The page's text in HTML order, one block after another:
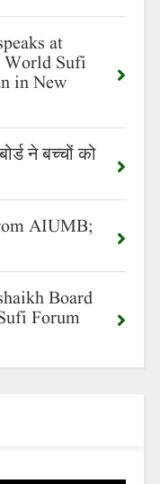
at
World Sufi
in New
ने बच्चों को
AIUMB;
Board
Forum